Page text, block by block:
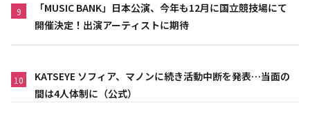
9
「MUSIC BANK」日本公演、今年も12月に国立競技場にて
開催決定！出演アーティストに期待
10
KATSEYE ソフィア、マノンに続き活動中断を発表…当面の
間は4人体制に（公式）